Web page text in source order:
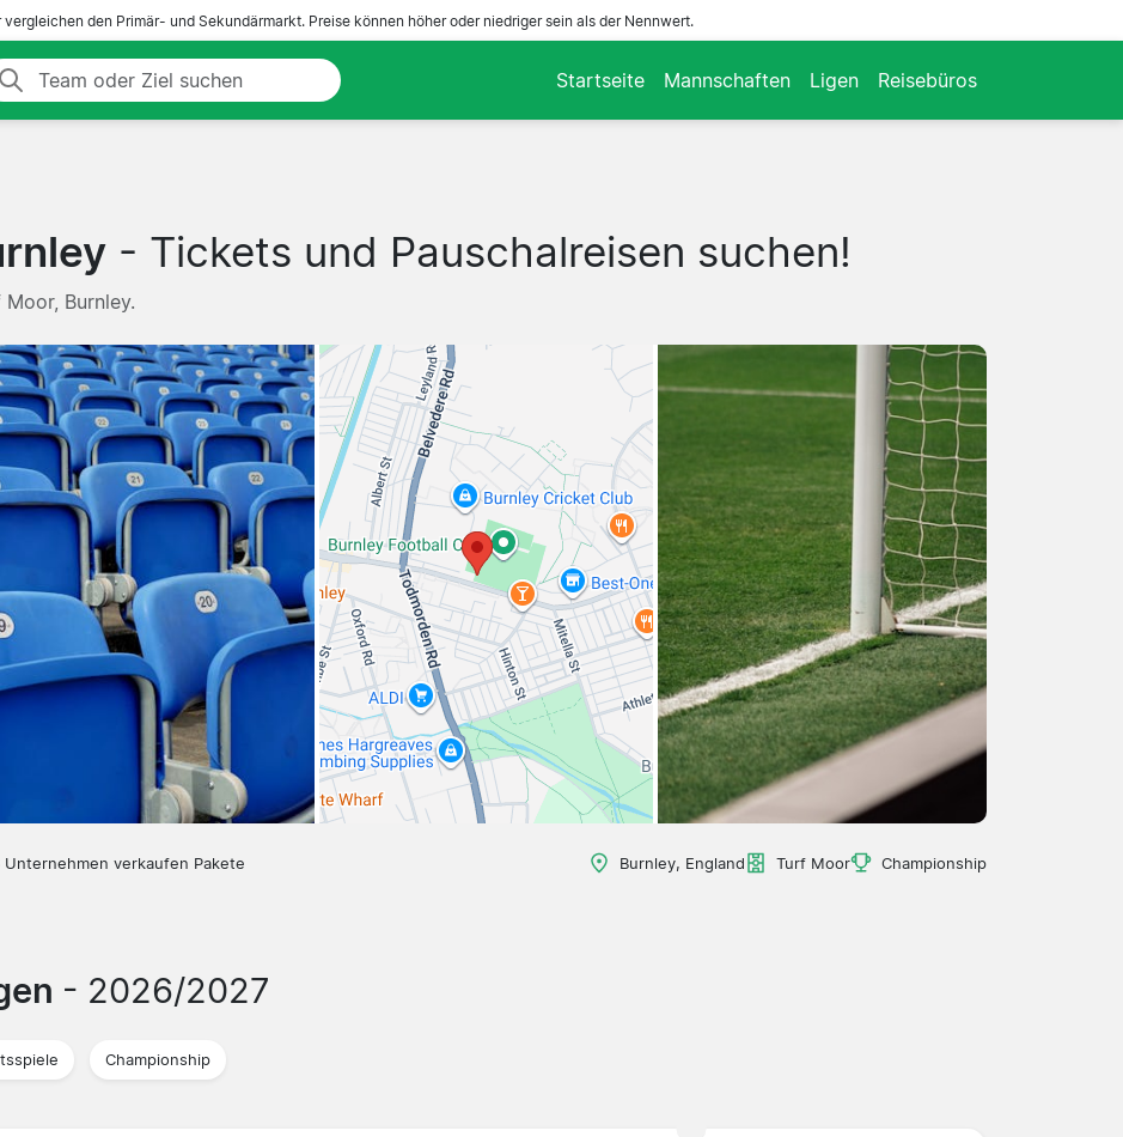
vergleichen den Primär- und Sekundärmarkt. Preise können höher oder niedriger sein als der Nennwert.
Startseite Mannschaften Ligen Reisebüros
- Tickets und Pauschalreisen suchen!
Burnley.
Unternehmen verkaufen Pakete Burnley, England Turf Moor Championship
- 2026/2027
Championship